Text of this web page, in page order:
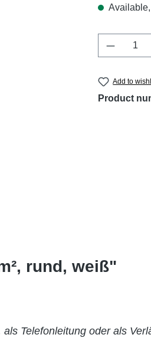
Add to
Product
rund, weiß"
Telefonleitung oder als